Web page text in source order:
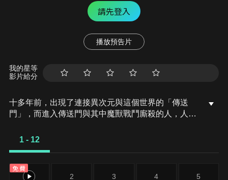
請先登入
播放預告片
我的星等
影片給分
十多年前，出現了連接異次元與這個世界的「傳送
門」，而進入傳送門與其中魔獸戰鬥廝殺的人，人們
分級，其中成振宇是被稱為最弱的E級獵人。某一
1 - 12
免費
1 2 3 4 5